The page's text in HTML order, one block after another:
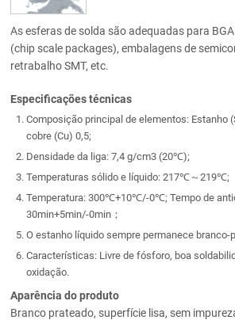
As esferas de solda são adequadas para
(chip scale packages), embalagens de
retrabalho SMT, etc.
Especificações técnicas
Composição principal de elementos: Estanho
cobre (Cu) 0,5;
Densidade da liga: 7,4 g/cm3 (20℃);
Temperaturas sólido e líquido: 217℃～219℃;
Temperatura: 300℃+10℃/-0℃; Tempo de
30min+5min/-0min；
O estanho líquido sempre permanece branco-
Características: Livre de fósforo, boa
oxidação.
Aparência do produto
Branco prateado, superfície lisa, sem